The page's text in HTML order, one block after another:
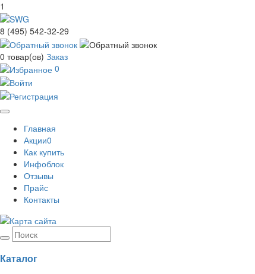
1
8 (495) 542-32-29
0 товар(ов) Заказ
0
Toggle
navigation
Главная
Акции0
Как купить
Инфоблок
Отзывы
Прайс
Контакты
Каталог